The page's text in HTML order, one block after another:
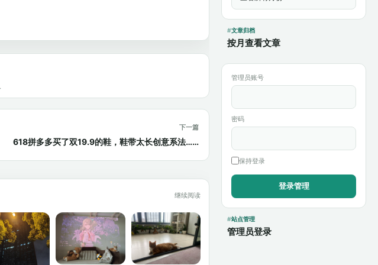
文章归档
按月查看文章
管理员账号
密码
保持登录
站点管理
管理员登录
下一篇
618拼多多买了双19.9的鞋，鞋带太长创意系法……
继续阅读